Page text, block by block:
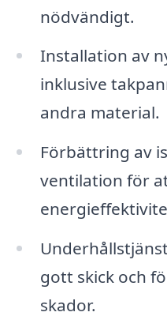
nödvändigt.
Installation av
inklusive
andra material.
Förbättring av
ventilation för
gott skick och
skador.